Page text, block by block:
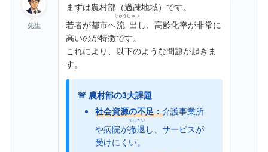
先生
まずは農村部（過疎地域）です。
若者が都市へ流出
りゅうしゅつ
し、高齢化率が非常に
高いのが特徴です。
これにより、以下のような問題が起きま
す。
🚨 農村部の3大課題
社会資源の不足：介護事業所
や病院が撤退
てったい
し、サービスが
受けにくい。